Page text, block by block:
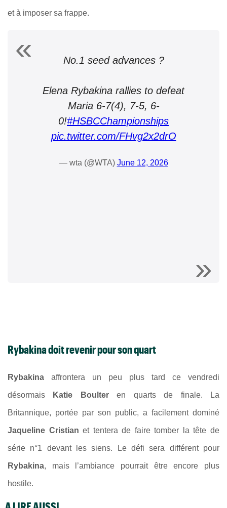
et à imposer sa frappe.
No.1 seed advances ?
Elena Rybakina rallies to defeat
Maria 6-7(4), 7-5, 6-
0!#HSBCChampionships
pic.twitter.com/FHvg2x2drO
— wta (@WTA) June 12, 2026
Rybakina doit revenir pour son quart
Rybakina affrontera un peu plus tard ce vendredi
désormais Katie Boulteren quarts de finale. La
Britannique, portée par son public, a facilement dominé
Jaqueline Cristian et tentera de faire tomber la tête de
série n°1 devant les siens. Le défi sera différent pour
Rybakina, mais l’ambiance pourrait être encore plus
hostile.